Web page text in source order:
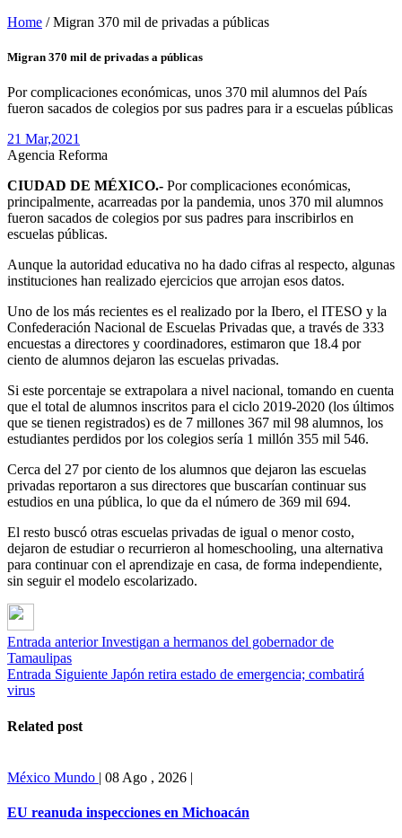
Home / Migran 370 mil de privadas a públicas
Migran 370 mil de privadas a públicas
Por complicaciones económicas, unos 370 mil alumnos del País
fueron sacados de colegios por sus padres para ir a escuelas públicas
21 Mar,2021
Agencia Reforma
CIUDAD DE MÉXICO.- Por complicaciones económicas,
principalmente, acarreadas por la pandemia, unos 370 mil alumnos
fueron sacados de colegios por sus padres para inscribirlos en
escuelas públicas.
Aunque la autoridad educativa no ha dado cifras al respecto, algunas
instituciones han realizado ejercicios que arrojan esos datos.
Uno de los más recientes es el realizado por la Ibero, el ITESO y la
Confederación Nacional de Escuelas Privadas que, a través de 333
encuestas a directores y coordinadores, estimaron que 18.4 por
ciento de alumnos dejaron las escuelas privadas.
Si este porcentaje se extrapolara a nivel nacional, tomando en cuenta
que el total de alumnos inscritos para el ciclo 2019-2020 (los últimos
que se tienen registrados) es de 7 millones 367 mil 98 alumnos, los
estudiantes perdidos por los colegios sería 1 millón 355 mil 546.
Cerca del 27 por ciento de los alumnos que dejaron las escuelas
privadas reportaron a sus directores que buscarían continuar sus
estudios en una pública, lo que da el número de 369 mil 694.
El resto buscó otras escuelas privadas de igual o menor costo,
dejaron de estudiar o recurrieron al homeschooling, una alternativa
para continuar con el aprendizaje en casa, de forma independiente,
sin seguir el modelo escolarizado.
Entrada anterior Investigan a hermanos del gobernador de
Tamaulipas
Entrada Siguiente Japón retira estado de emergencia; combatirá
virus
Related post
México Mundo | 08 Ago , 2026 |
EU reanuda inspecciones en Michoacán